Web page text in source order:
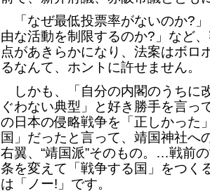
「なぜ最低投票率がないのか?
由な活動を制限するのか?」など
点があきらかになり、法案はボロ
るなんて、ホントに許せません。
しかも、「自分の内閣のうちに
ぐわない典型」と好き勝手を言っ
の日本の侵略戦争を「正しかった
国」だったと言って、靖国神社へ
右翼、“靖国派”そのもの。…戦前
条を変えて「戦争する国」をつ
は「ノー!」です。